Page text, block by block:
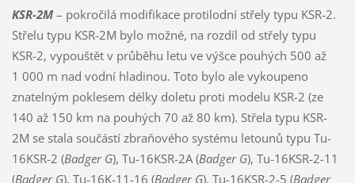
KSR-2M– pokročilá modifikace protilodní střely typu KSR-2.
Střelu typu KSR-2M bylo možné, na rozdíl od střely typu
KSR-2, vypouštět v průběhu letu ve výšce pouhých 500 až
1 000 m nad vodní hladinou. Toto bylo ale vykoupeno
znatelným poklesem délky doletu proti modelu KSR-2 (ze
140 až 150 km na pouhých 70 až 80 km). Střela typu KSR-
2M se stala součástí zbraňového systému letounů typu Tu-
16KSR-2 (Badger G), Tu-16KSR-2A (Badger G), Tu-16KSR-2-11
(Badger G), Tu-16K-11-16 (Badger G), Tu-16KSR-2-5 (Badger